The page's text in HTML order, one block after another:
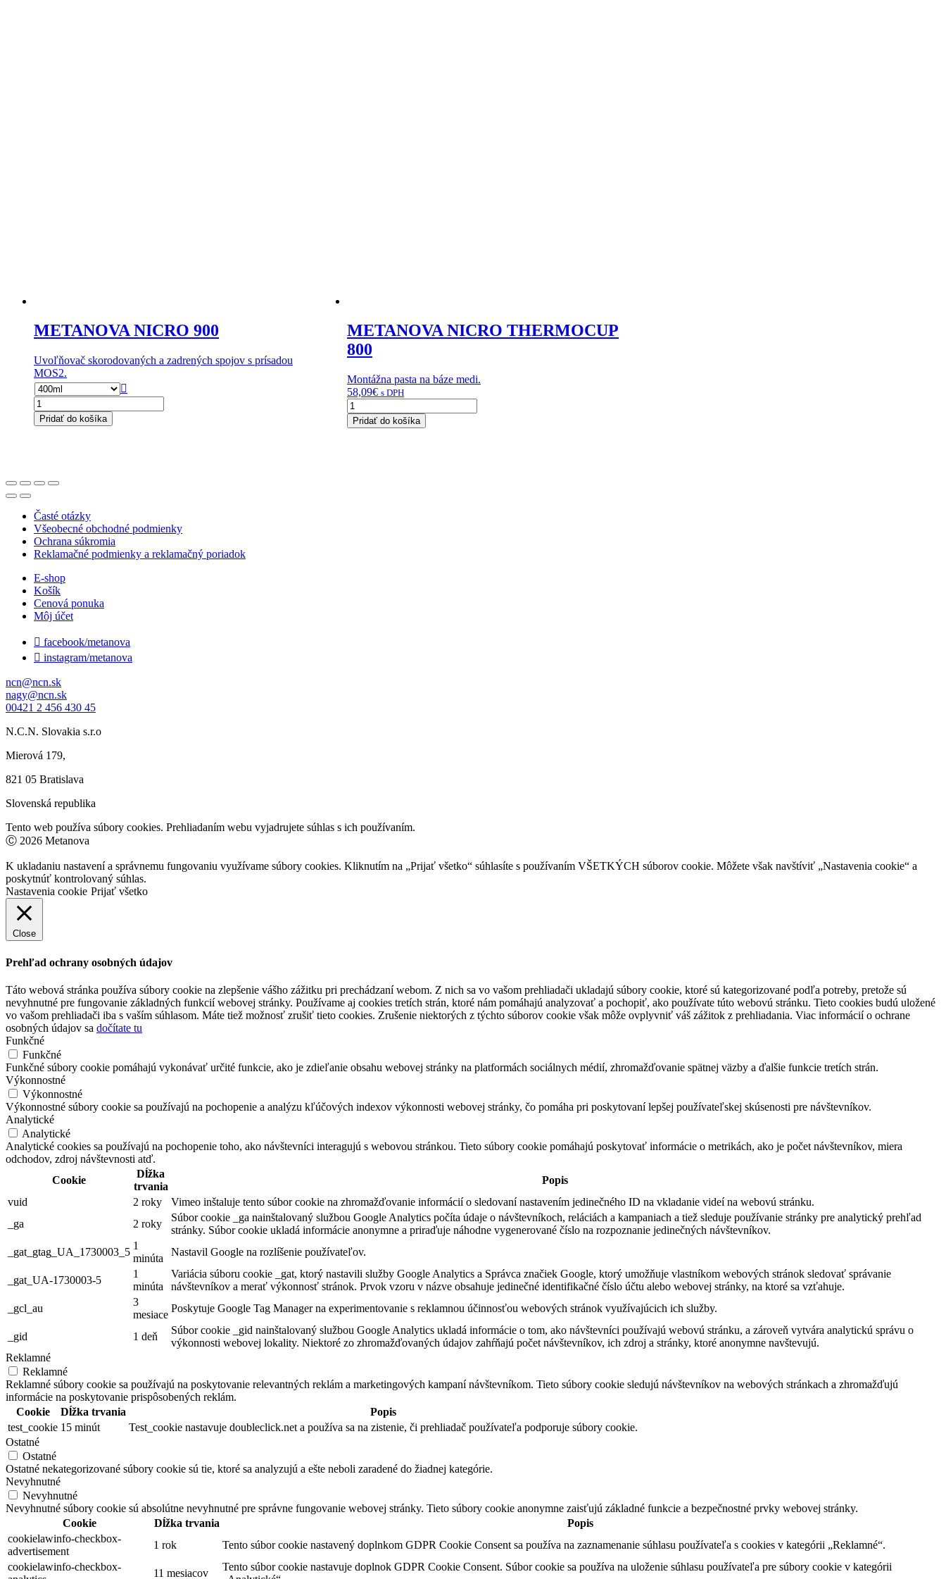
METANOVA NICRO 900
Uvoľňovač skorodovaných a zadrených spojov s prísadou
MOS2.

množstvo
METANOVA
NICRO
Pridať do košíka
METANOVA NICRO THERMOCUP
800
Montážna pasta na báze medi.
58,09€ s DPH
množstvo
METANOVA
NICRO
Pridať do košíka
Časté otázky
Všeobecné obchodné podmienky
Ochrana súkromia
Reklamačné podmienky a reklamačný poriadok
E-shop
Košík
Cenová ponuka
Môj účet
 facebook/metanova
 instagram/metanova
ncn@ncn.sk
nagy@ncn.sk
00421 2 456 430 45
N.C.N. Slovakia s.r.o
Mierová 179,
821 05 Bratislava
Slovenská republika
Tento web používa súbory cookies. Prehliadaním webu vyjadrujete súhlas s ich používaním.
Ⓒ 2026 Metanova
K ukladaniu nastavení a správnemu fungovaniu využívame súbory cookies. Kliknutím na „Prijať všetko“ súhlasíte s používaním VŠETKÝCH súborov cookie. Môžete však navštíviť „Nastavenia cookie“ a
poskytnúť kontrolovaný súhlas.
Nastavenia cookie Prijať všetko
Close
Prehľad ochrany osobných údajov
Táto webová stránka používa súbory cookie na zlepšenie vášho zážitku pri prechádzaní webom. Z nich sa vo vašom prehliadači ukladajú súbory cookie, ktoré sú kategorizované podľa potreby, pretože sú
nevyhnutné pre fungovanie základných funkcií webovej stránky. Používame aj cookies tretích strán, ktoré nám pomáhajú analyzovať a pochopiť, ako používate túto webovú stránku. Tieto cookies budú uložené
vo vašom prehliadači iba s vaším súhlasom. Máte tiež možnosť zrušiť tieto cookies. Zrušenie niektorých z týchto súborov cookie však môže ovplyvniť váš zážitok z prehliadania. Viac informácií o ochrane
osobných údajov sa dočítate tu
Funkčné
Funkčné
Funkčné súbory cookie pomáhajú vykonávať určité funkcie, ako je zdieľanie obsahu webovej stránky na platformách sociálnych médií, zhromažďovanie spätnej väzby a ďalšie funkcie tretích strán.
Výkonnostné
Výkonnostné
Výkonnostné súbory cookie sa používajú na pochopenie a analýzu kľúčových indexov výkonnosti webovej stránky, čo pomáha pri poskytovaní lepšej používateľskej skúsenosti pre návštevníkov.
Analytické
Analytické
Analytické cookies sa používajú na pochopenie toho, ako návštevníci interagujú s webovou stránkou. Tieto súbory cookie pomáhajú poskytovať informácie o metrikách, ako je počet návštevníkov, miera
odchodov, zdroj návštevnosti atď.
Cookie
Dĺžka
trvania
Popis
vuid
2 roky
Vimeo inštaluje tento súbor cookie na zhromažďovanie informácií o sledovaní nastavením jedinečného ID na vkladanie videí na webovú stránku.
_ga
2 roky
Súbor cookie _ga nainštalovaný službou Google Analytics počíta údaje o návštevníkoch, reláciách a kampaniach a tiež sleduje používanie stránky pre analytický prehľad
stránky. Súbor cookie ukladá informácie anonymne a priraďuje náhodne vygenerované číslo na rozpoznanie jedinečných návštevníkov.
_gat_gtag_UA_1730003_5
1
minúta
Nastavil Google na rozlíšenie používateľov.
_gat_UA-1730003-5
1
minúta
Variácia súboru cookie _gat, ktorý nastavili služby Google Analytics a Správca značiek Google, ktorý umožňuje vlastníkom webových stránok sledovať správanie
návštevníkov a merať výkonnosť stránok. Prvok vzoru v názve obsahuje jedinečné identifikačné číslo účtu alebo webovej stránky, na ktoré sa vzťahuje.
_gcl_au
3
mesiace
Poskytuje Google Tag Manager na experimentovanie s reklamnou účinnosťou webových stránok využívajúcich ich služby.
_gid 1 deň
Súbor cookie _gid nainštalovaný službou Google Analytics ukladá informácie o tom, ako návštevníci používajú webovú stránku, a zároveň vytvára analytickú správu o
výkonnosti webovej lokality. Niektoré zo zhromažďovaných údajov zahŕňajú počet návštevníkov, ich zdroj a stránky, ktoré anonymne navštevujú.
Reklamné
Reklamné
Reklamné súbory cookie sa používajú na poskytovanie relevantných reklám a marketingových kampaní návštevníkom. Tieto súbory cookie sledujú návštevníkov na webových stránkach a zhromažďujú
informácie na poskytovanie prispôsobených reklám.
Cookie
Dĺžka trvania
Popis
test_cookie 15 minút
Test_cookie nastavuje doubleclick.net a používa sa na zistenie, či prehliadač používateľa podporuje súbory cookie.
Ostatné
Ostatné
Ostatné nekategorizované súbory cookie sú tie, ktoré sa analyzujú a ešte neboli zaradené do žiadnej kategórie.
Nevyhnutné
Nevyhnutné
Nevyhnutné súbory cookie sú absolútne nevyhnutné pre správne fungovanie webovej stránky. Tieto súbory cookie anonymne zaisťujú základné funkcie a bezpečnostné prvky webovej stránky.
Cookie
Dĺžka trvania
Popis
cookielawinfo-checkbox-
advertisement
1 rok
Tento súbor cookie nastavený doplnkom GDPR Cookie Consent sa používa na zaznamenanie súhlasu používateľa s cookies v kategórii „Reklamné“.
cookielawinfo-checkbox-
11 mesiacov
Tento súbor cookie nastavuje doplnok GDPR Cookie Consent. Súbor cookie sa používa na uloženie súhlasu používateľa pre súbory cookie v kategórii